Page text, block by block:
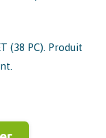
(38 PC). Produit